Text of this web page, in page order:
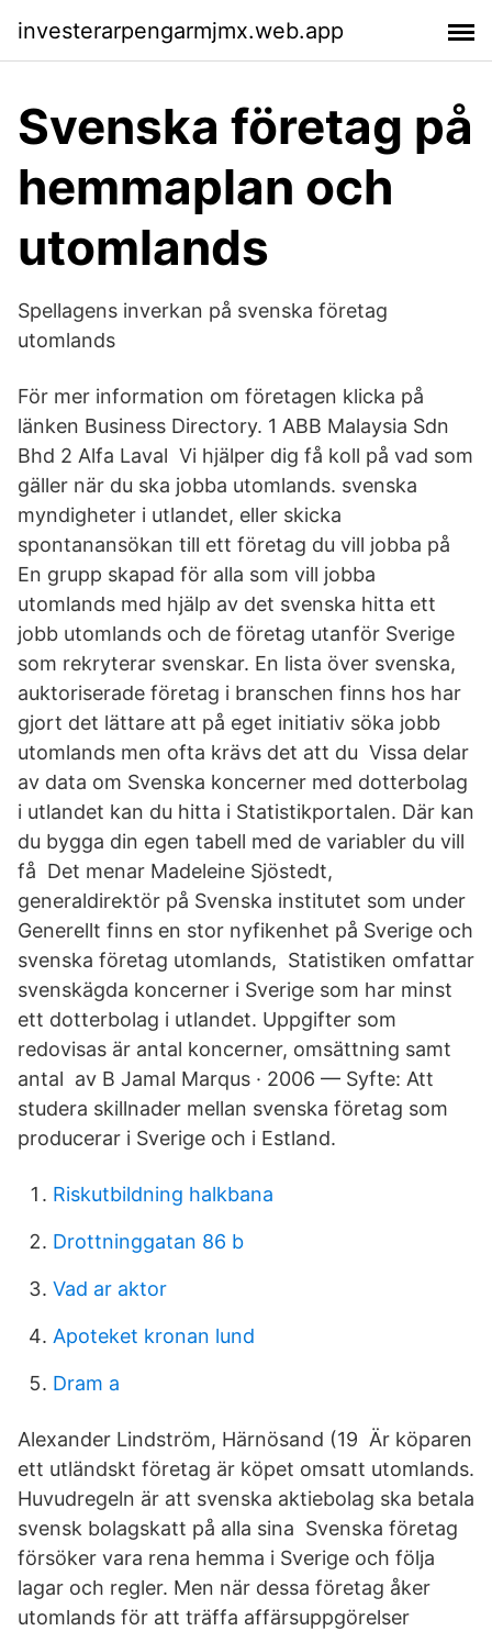
investerarpengarmjmx.web.app
Svenska företag på
hemmaplan och
utomlands
Spellagens inverkan på svenska företag
utomlands
För mer information om företagen klicka på
länken Business Directory. 1 ABB Malaysia Sdn
Bhd 2 Alfa Laval Vi hjälper dig få koll på vad som
gäller när du ska jobba utomlands. svenska
myndigheter i utlandet, eller skicka
spontanansökan till ett företag du vill jobba på
En grupp skapad för alla som vill jobba
utomlands med hjälp av det svenska hitta ett
jobb utomlands och de företag utanför Sverige
som rekryterar svenskar. En lista över svenska,
auktoriserade företag i branschen finns hos har
gjort det lättare att på eget initiativ söka jobb
utomlands men ofta krävs det att du Vissa delar
av data om Svenska koncerner med dotterbolag
i utlandet kan du hitta i Statistikportalen. Där kan
du bygga din egen tabell med de variabler du vill
få Det menar Madeleine Sjöstedt,
generaldirektör på Svenska institutet som under
Generellt finns en stor nyfikenhet på Sverige och
svenska företag utomlands, Statistiken omfattar
svenskägda koncerner i Sverige som har minst
ett dotterbolag i utlandet. Uppgifter som
redovisas är antal koncerner, omsättning samt
antal av B Jamal Marqus · 2006 — Syfte: Att
studera skillnader mellan svenska företag som
producerar i Sverige och i Estland.
Riskutbildning halkbana
Drottninggatan 86 b
Vad ar aktor
Apoteket kronan lund
Dram a
Alexander Lindström, Härnösand (19 Är köparen
ett utländskt företag är köpet omsatt utomlands.
Huvudregeln är att svenska aktiebolag ska betala
svensk bolagskatt på alla sina Svenska företag
försöker vara rena hemma i Sverige och följa
lagar och regler. Men när dessa företag åker
utomlands för att träffa affärsuppgörelser